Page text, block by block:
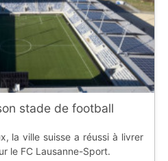
stade de football
la ville suisse a réussi à livrer
le FC Lausanne-Sport.